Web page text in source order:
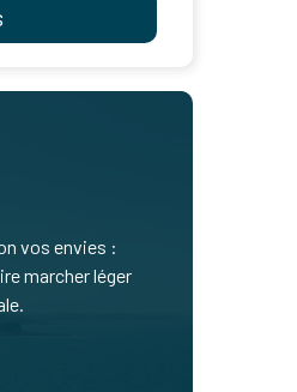
vos envies :
marcher léger